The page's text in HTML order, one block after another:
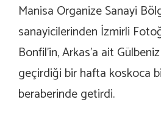
Manisa Organize Sanayi
sanayicilerinden İzmirli
Bonfil’in, Arkas’a ait
geçirdiği bir hafta koskoca
beraberinde getirdi.